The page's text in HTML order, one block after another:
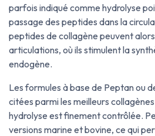
parfois indiqué comme hydrolyse
passage des peptides dans la
peptides de collagène peuvent
articulations, où ils stimulent la
endogène.
Les formules à base de Peptan ou
citées parmi les meilleurs
hydrolyse est finement contrôlée.
versions marine et bovine, ce qui